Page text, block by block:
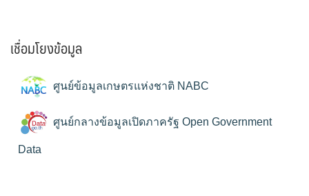
เชื่อมโยงข้อมูล
ศูนย์ข้อมูลเกษตรแห่งชาติ NABC
ศูนย์กลางข้อมูลเปิดภาครัฐ Open Government
Data